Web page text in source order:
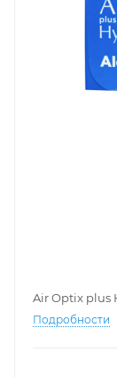
Air Optix plus
Подробности